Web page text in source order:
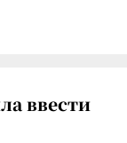
ввести